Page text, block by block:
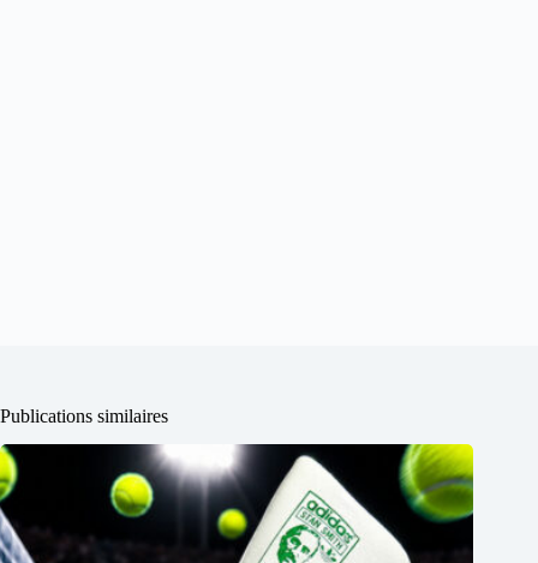
Publications similaires